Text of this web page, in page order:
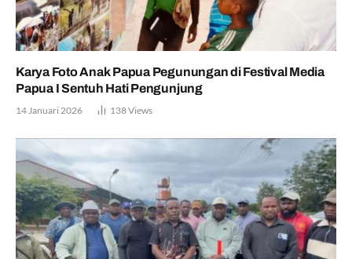
Karya Foto Anak Papua Pegunungan di Festival Media
Papua I Sentuh Hati Pengunjung
14 Januari 2026 138Views